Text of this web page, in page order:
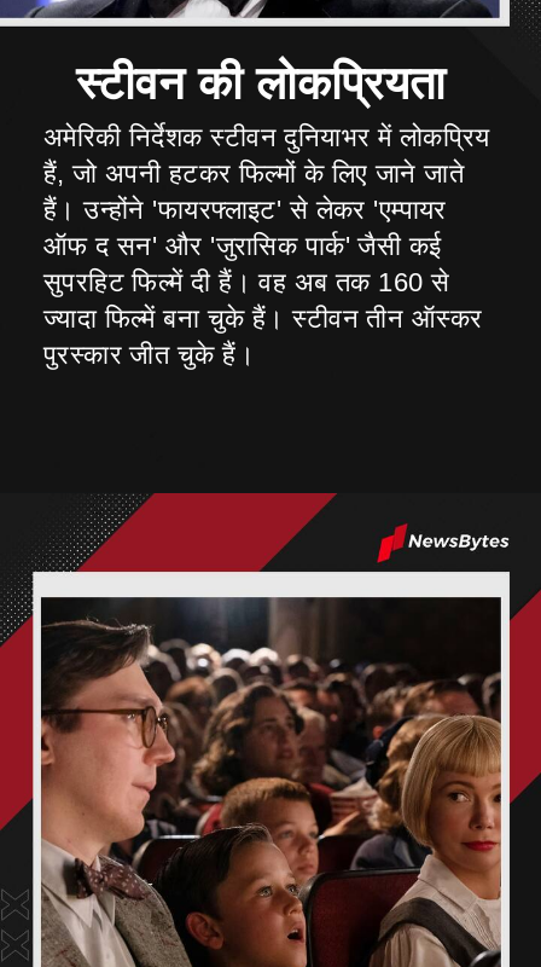
स्टीवन की लोकप्रियता
अमेरिकी निर्देशक स्टीवन दुनियाभर में लोकप्रिय
हैं, जो अपनी हटकर फिल्मों के लिए जाने जाते
हैं। उन्होंने 'फायरफ्लाइट' से लेकर 'एम्पायर
ऑफ द सन' और 'जुरासिक पार्क' जैसी कई
सुपरहिट फिल्में दी हैं। वह अब तक 160 से
ज्यादा फिल्में बना चुके हैं। स्टीवन तीन ऑस्कर